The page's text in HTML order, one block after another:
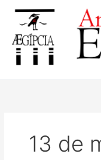
conteúdo
13 de